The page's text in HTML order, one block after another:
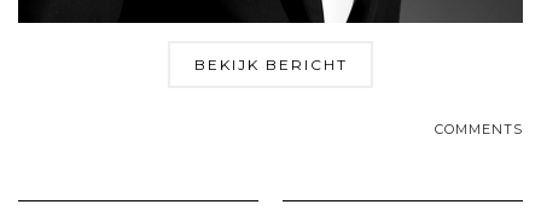
BEKIJK BERICHT
COMMENTS